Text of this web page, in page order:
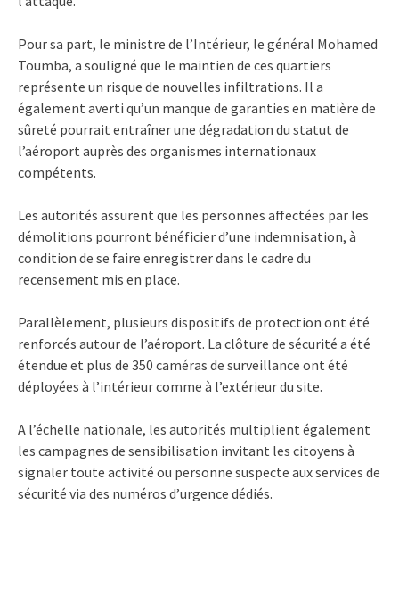
Pour sa part, le ministre de l’Intérieur, le général Mohamed
Toumba, a souligné que le maintien de ces quartiers
représente un risque de nouvelles infiltrations. Il a
également averti qu’un manque de garanties en matière de
sûreté pourrait entraîner une dégradation du statut de
l’aéroport auprès des organismes internationaux
compétents.
Les autorités assurent que les personnes affectées par les
démolitions pourront bénéficier d’une indemnisation, à
condition de se faire enregistrer dans le cadre du
recensement mis en place.
Parallèlement, plusieurs dispositifs de protection ont été
renforcés autour de l’aéroport. La clôture de sécurité a été
étendue et plus de 350 caméras de surveillance ont été
déployées à l’intérieur comme à l’extérieur du site.
A l’échelle nationale, les autorités multiplient également
les campagnes de sensibilisation invitant les citoyens à
signaler toute activité ou personne suspecte aux services de
sécurité via des numéros d’urgence dédiés.